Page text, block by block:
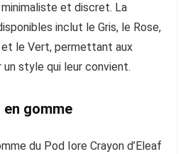
et discret. La
inclut le Gris, le Rose,
et le Vert, permettant aux
style qui leur convient.
en gomme
du Pod Iore Crayon d’Eleaf